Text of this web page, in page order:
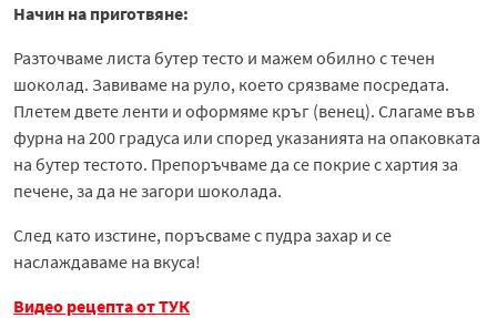
Начин на приготвяне:
Разточваме листа бутер тесто и мажем обилно с течен
шоколад. Завиваме на руло, което срязваме посредата.
Плетем двете ленти и оформяме кръг (венец). Слагаме във
фурна на 200 градуса или според указанията на опаковката
на бутер тестото. Препоръчваме да се покрие с хартия за
печене, за да не загори шоколада.
След като изстине, поръсваме с пудра захар и се
наслаждаваме на вкуса!
Видео рецепта от ТУК